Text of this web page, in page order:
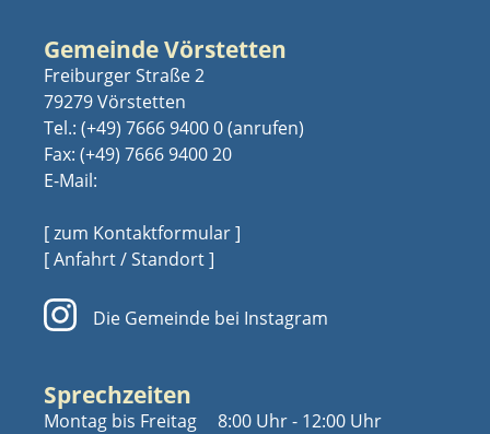
Gemeinde Vörstetten
Freiburger Straße 2
79279 Vörstetten
Tel.: (+49) 7666 9400 0
Fax: (+49) 7666 9400 20
E-Mail:
[ zum Kontaktformular ]
[ Anfahrt / Standort ]
Die Gemeinde bei Instagram
Sprechzeiten
Montag bis Freitag
8:00 Uhr - 12:00 Uhr